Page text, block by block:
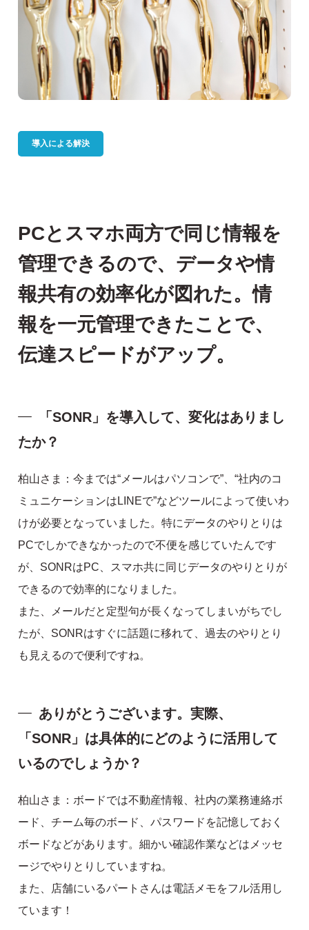
導入による解決
PCとスマホ両方で同じ情報を
管理できるので、データや情
報共有の効率化が図れた。情
報を一元管理できたことで、
伝達スピードがアップ。
「SONR」を導入して、変化はありまし
たか？
柏山さま：今までは“メールはパソコンで”、“社内のコ
ミュニケーションはLINEで”などツールによって使いわ
けが必要となっていました。特にデータのやりとりは
PCでしかできなかったので不便を感じていたんです
が、SONRはPC、スマホ共に同じデータのやりとりが
できるので効率的になりました。
また、メールだと定型句が長くなってしまいがちでし
たが、SONRはすぐに話題に移れて、過去のやりとり
も見えるので便利ですね。
ありがとうございます。実際、
「SONR」は具体的にどのように活用して
いるのでしょうか？
柏山さま：ボードでは不動産情報、社内の業務連絡ボ
ード、チーム毎のボード、パスワードを記憶しておく
ボードなどがあります。細かい確認作業などはメッセ
ージでやりとりしていますね。
また、店舗にいるパートさんは電話メモをフル活用し
ています！